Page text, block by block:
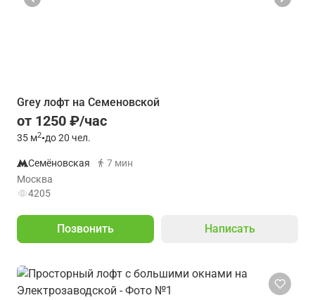
Grey лофт на Семеновской
от 1250 ₽/час
35 м2•до 20 чел.
Семёновская
7 мин
Москва
4205
Позвонить Написать